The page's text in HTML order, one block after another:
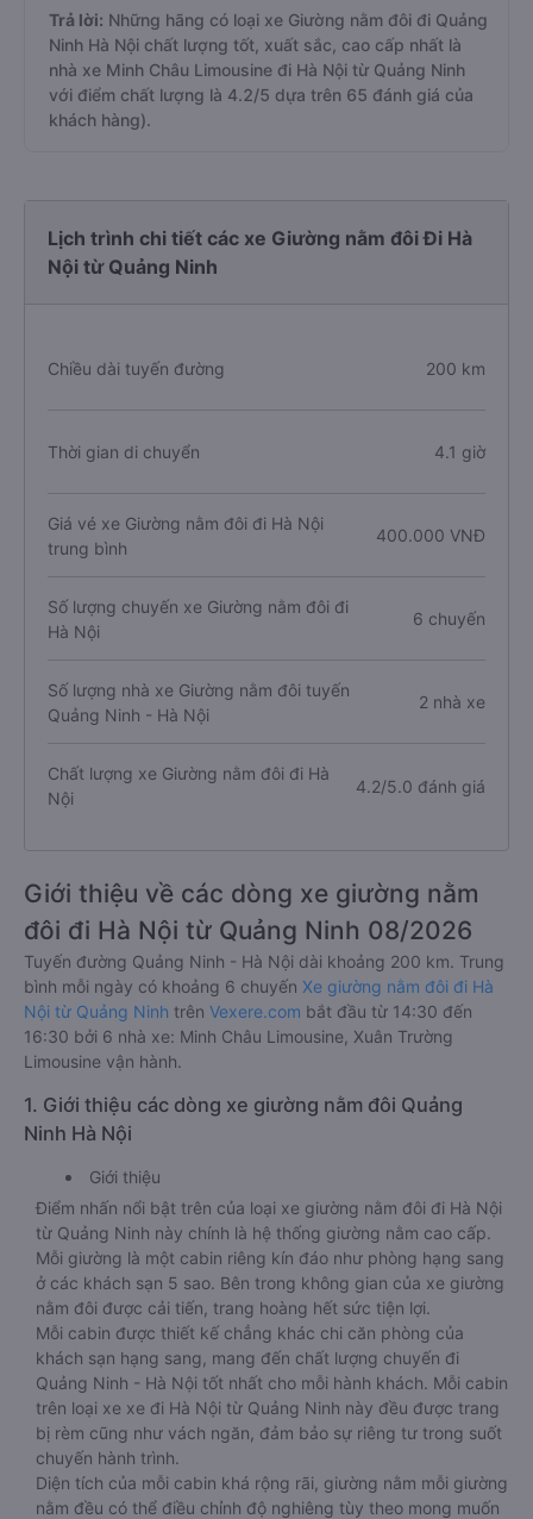
Trả lời: Những hãng có loại xe Giường nằm đôi đi Quảng
Ninh Hà Nội chất lượng tốt, xuất sắc, cao cấp nhất là
nhà xe Minh Châu Limousine đi Hà Nội từ Quảng Ninh
với điểm chất lượng là 4.2/5 dựa trên 65 đánh giá của
khách hàng).
Lịch trình chi tiết các xe Giường nằm đôi Đi Hà
Nội từ Quảng Ninh
Chiều dài tuyến đường 200 km
Thời gian di chuyển 4.1 giờ
Giá vé xe Giường nằm đôi đi Hà Nội
trung bình
400.000 VNĐ
Số lượng chuyến xe Giường nằm đôi đi
Hà Nội
6 chuyến
Số lượng nhà xe Giường nằm đôi tuyến
Quảng Ninh - Hà Nội
2 nhà xe
Chất lượng xe Giường nằm đôi đi Hà
Nội
4.2/5.0 đánh giá
Giới thiệu về các dòng xe giường nằm
đôi đi Hà Nội từ Quảng Ninh 08/2026
Tuyến đường Quảng Ninh - Hà Nội dài khoảng 200 km. Trung
bình mỗi ngày có khoảng 6 chuyến Xe giường nằm đôi đi Hà
Nội từ Quảng Ninh trên Vexere.com bắt đầu từ 14:30 đến
16:30 bởi 6 nhà xe: Minh Châu Limousine, Xuân Trường
Limousine vận hành.
1. Giới thiệu các dòng xe giường nằm đôi Quảng
Ninh Hà Nội
Giới thiệu
Điểm nhấn nổi bật trên của loại xe giường nằm đôi đi Hà Nội
từ Quảng Ninh này chính là hệ thống giường nằm cao cấp.
Mỗi giường là một cabin riêng kín đáo như phòng hạng sang
ở các khách sạn 5 sao. Bên trong không gian của xe giường
nằm đôi được cải tiến, trang hoàng hết sức tiện lợi.
Mỗi cabin được thiết kế chẳng khác chi căn phòng của
khách sạn hạng sang, mang đến chất lượng chuyến đi
Quảng Ninh - Hà Nội tốt nhất cho mỗi hành khách. Mỗi cabin
trên loại xe xe đi Hà Nội từ Quảng Ninh này đều được trang
bị rèm cũng như vách ngăn, đảm bảo sự riêng tư trong suốt
chuyến hành trình.
Diện tích của mỗi cabin khá rộng rãi, giường nằm mỗi giường
nằm đều có thể điều chỉnh độ nghiêng tùy theo mong muốn